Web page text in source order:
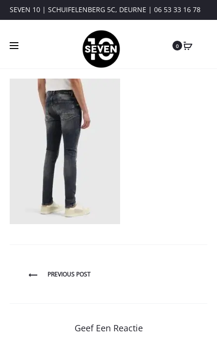
SEVEN 10 | SCHUIFELENBERG 5C, DEURNE | 06 53 33 16 78
0
BerichtPREVIOUS POST
Geef Een Reactie